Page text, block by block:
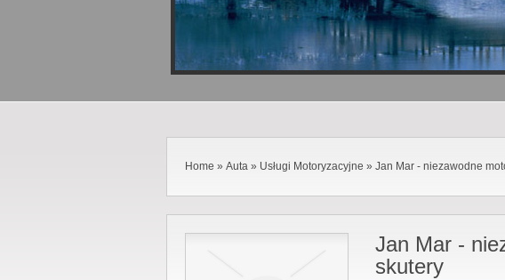
Home » Auta » Usługi Motoryzacyjne » Jan Mar - niezawodne
Jan Mar -
skutery